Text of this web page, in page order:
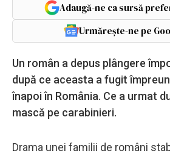
Adaugă-ne ca sursă
Urmărește-ne pe
Un român a depus plângere
după ce aceasta a fugit
înapoi în România. Ce a urmat
mască pe carabinieri.
Drama unei familii de români